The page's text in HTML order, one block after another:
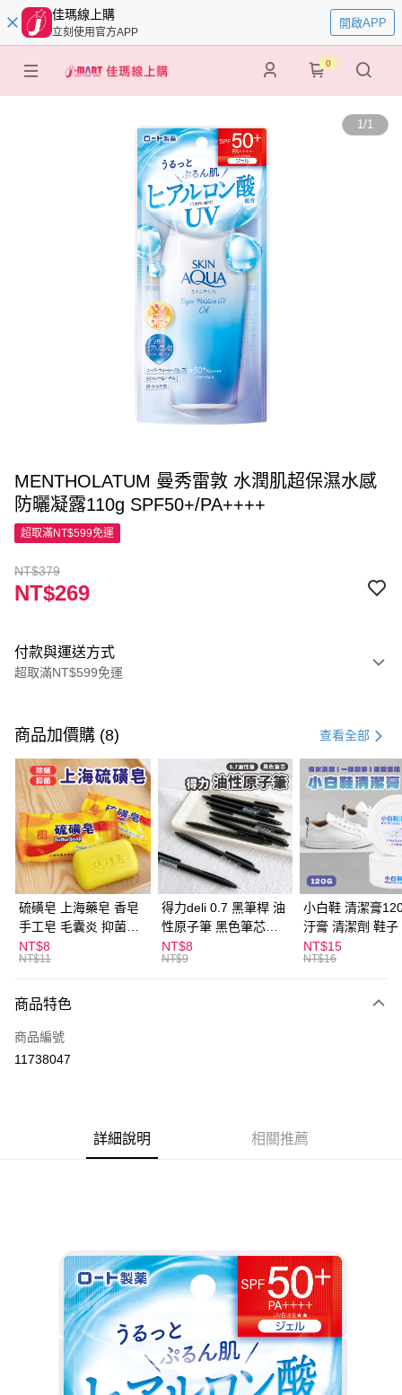
佳瑪線上購
立刻使用官方APP
開啟APP
0
1/1
MENTHOLATUM 曼秀雷敦 水潤肌超保濕水感
防曬凝露110g SPF50+/PA++++
超取滿NT$599免運
NT$379
NT$269
付款與運送方式
超取滿NT$599免運
信用卡一次付款
超商取貨付款
LINE Pay
Apple Pay
街口支付
悠遊付
ATM付款
全家取貨付款
每筆NT$60，滿NT$599(含以上)免運費
付款後全家取貨
每筆NT$60，滿NT$599(含以上)免運費
每筆NT$120，滿NT$1,999(含以上)免運費
商品加價購 (8) 查看全部
硫磺皂 上海藥皂 香皂
手工皂 毛囊炎 抑菌除
蟎 清潔護膚 去油去痘
寵物皮膚病 狗狗貓咪
NT$8
NT$11
得力deli 0.7 黑筆桿 油
性原子筆 黑色筆芯
S304
NT$8
NT$9
小白鞋 清潔膏
汙膏 清潔劑 鞋子
漬 白皮鞋 鞋油
NT$15
NT$16
商品特色
商品編號
11738047
詳細說明 相關推薦